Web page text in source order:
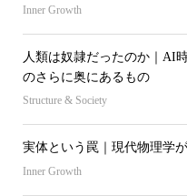
Inner Growth
人類は奴隷だったのか｜AI
のさらに奥にあるもの
Structure & Society
実体という罠｜現代物理学
Inner Growth